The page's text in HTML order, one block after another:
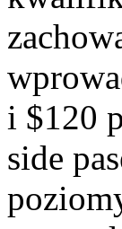
i $120
side